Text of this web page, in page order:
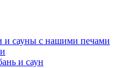
и сауны с нашими печами
и саун